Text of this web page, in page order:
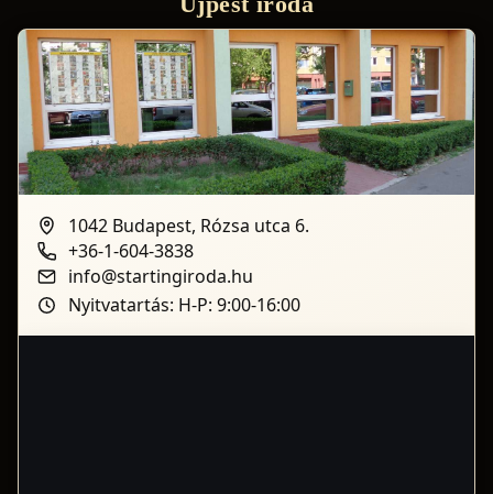
1042 Budapest, Rózsa utca 6.
+36-1-604-3838
info@startingiroda.hu
Nyitvatartás: H-P: 9:00-16:00